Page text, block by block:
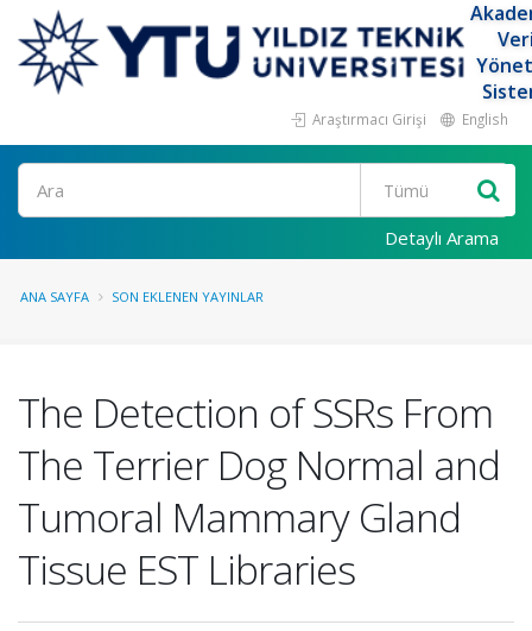
Araştırmacı Girişi English
Ara
Detaylı Arama
ANA SAYFA SON EKLENEN YAYINLAR
The Detection of SSRs From
The Terrier Dog Normal and
Tumoral Mammary Gland
Tissue EST Libraries